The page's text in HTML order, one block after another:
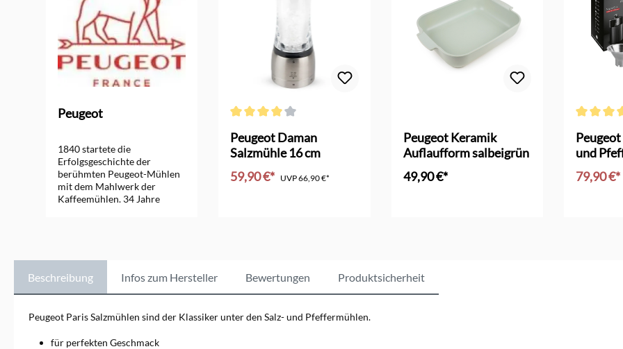
Peugeot
1840 startete die
Erfolgsgeschichte der
berühmten Peugeot-Mühlen
mit dem Mahlwerk der
Kaffeemühlen. 34 Jahre
gehören auch heute noch zu
den besten der Welt.
Peugeot Daman
Salzmühle 16 cm
59,90 €* UVP66,90 €*
Peugeot Keramik
Auflaufform salbeigrün
49,90 €*
Peugeot
und
schwarz
79,90 €*
Beschreibung Infos zum Hersteller Bewertungen Produktsicherheit
Peugeot Paris Salzmühlen sind der Klassiker unter den Salz- und Pfeffermühlen.
für perfekten Geschmack